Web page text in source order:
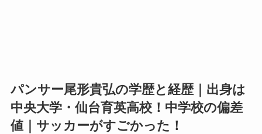
パンサー尾形貴弘の学歴と経歴｜出身は
中央大学・仙台育英高校！中学校の偏差
値｜サッカーがすごかった！